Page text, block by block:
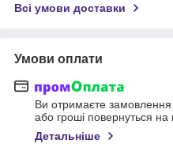
Всі умови доставки
Умови оплати
Ви отримаєте замовлення
або гроші повернуться на
Детальніше